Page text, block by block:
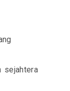
sejahtera